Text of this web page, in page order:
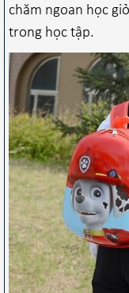
chăm ngoan học
trong học tập.